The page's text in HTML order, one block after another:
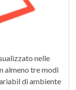
nelle
almeno tre modi
di ambiente